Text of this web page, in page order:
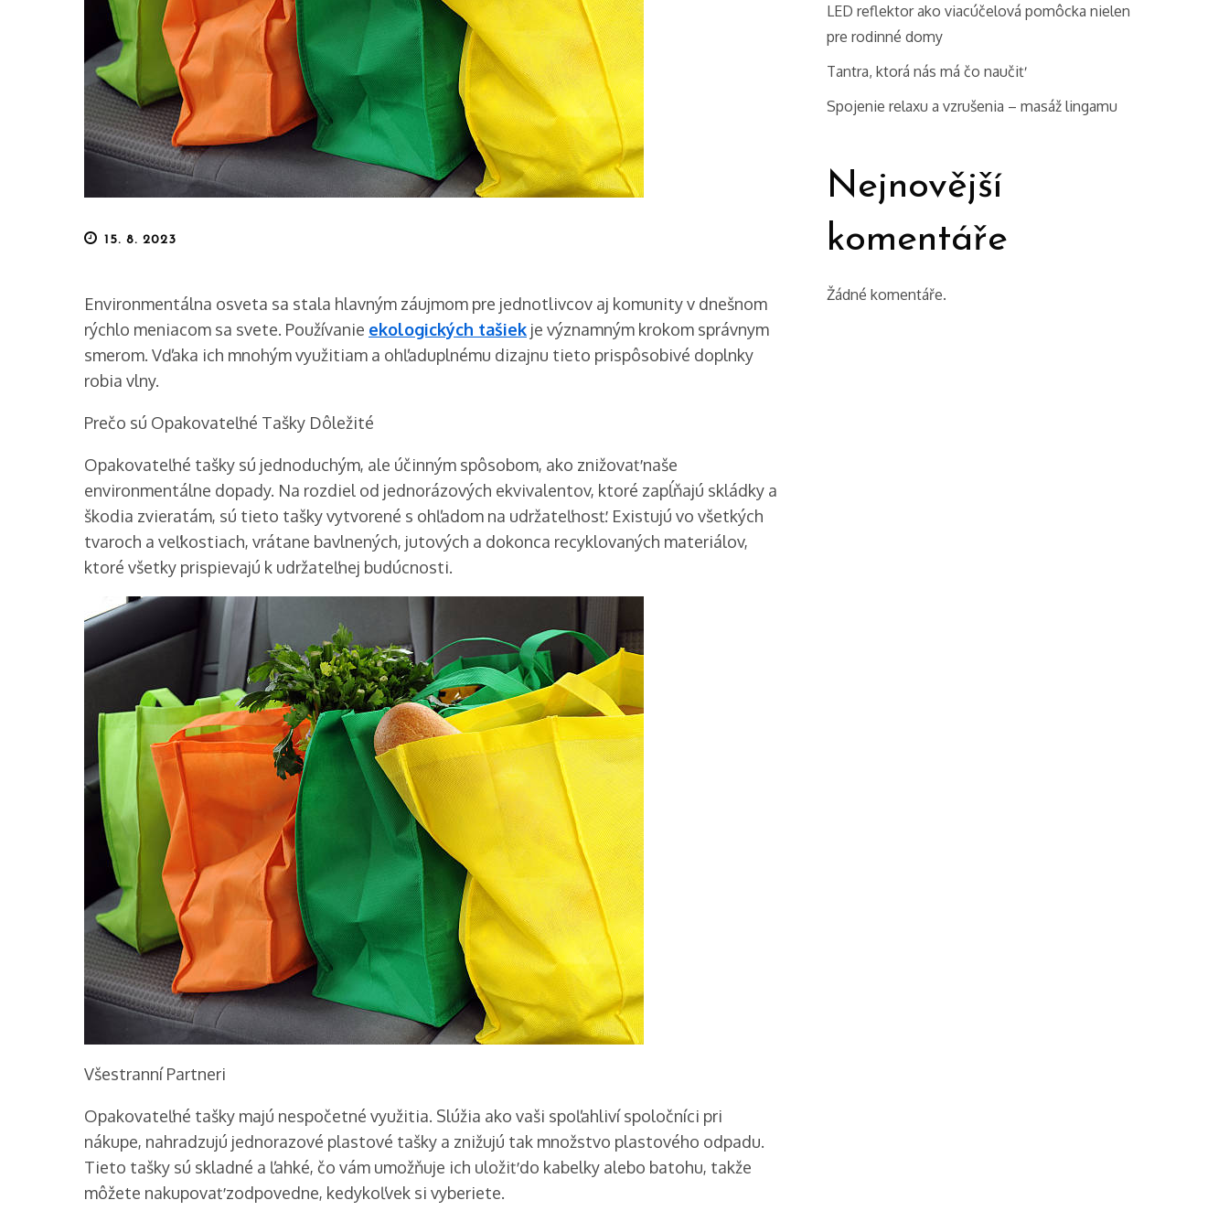
Posted
15. 8. 2023
Environmentálna osveta sa stala hlavným záujmom pre jednotlivcov aj komunity v dnešnom
rýchlo meniacom sa svete. Používanie ekologických tašiek je významným krokom správnym
smerom. Vďaka ich mnohým využitiam a ohľaduplnému dizajnu tieto prispôsobivé doplnky
robia vlny.
Prečo sú Opakovateľné Tašky Dôležité
Opakovateľné tašky sú jednoduchým, ale účinným spôsobom, ako znižovať naše
environmentálne dopady. Na rozdiel od jednorázových ekvivalentov, ktoré zapĺňajú skládky a
škodia zvieratám, sú tieto tašky vytvorené s ohľadom na udržateľnosť. Existujú vo všetkých
tvaroch a veľkostiach, vrátane bavlnených, jutových a dokonca recyklovaných materiálov,
ktoré všetky prispievajú k udržateľnej budúcnosti.
Všestranní Partneri
Opakovateľné tašky majú nespočetné využitia. Slúžia ako vaši spoľahliví spoločníci pri
nákupe, nahradzujú jednorazové plastové tašky a znižujú tak množstvo plastového odpadu.
Tieto tašky sú skladné a ľahké, čo vám umožňuje ich uložiť do kabelky alebo batohu, takže
môžete nakupovať zodpovedne, kedykoľvek si vyberiete.
LED reflektor ako viacúčelová pomôcka nielen
pre rodinné domy
Tantra, ktorá nás má čo naučiť
Spojenie relaxu a vzrušenia – masáž lingamu
Nejnovější
komentáře
Žádné komentáře.